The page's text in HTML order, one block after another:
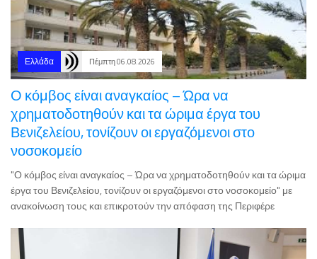
Ελλάδα Πέμπτη 06.08.2026
Ο κόμβος είναι αναγκαίος – Ώρα να
χρηματοδοτηθούν και τα ώριμα έργα του
Βενιζελείου, τονίζουν οι εργαζόμενοι στο
νοσοκομείο
"Ο κόμβος είναι αναγκαίος – Ώρα να χρηματοδοτηθούν και τα ώριμα
έργα του Βενιζελείου, τονίζουν οι εργαζόμενοι στο νοσοκομείο" με
ανακοίνωση τους και επικροτούν την απόφαση της Περιφέρε